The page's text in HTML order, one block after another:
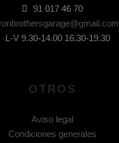
91 017 46 70
L-V 9.30-14.00 16.30-19.30
OTROS
Aviso legal
Condiciones generales